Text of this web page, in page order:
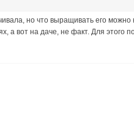
но что выращивать его
а вот на даче, не факт. Для этого